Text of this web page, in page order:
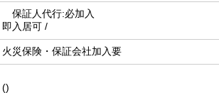
保証人代行:必加入
即入居可 /
火災保険・保証会社加入要
()